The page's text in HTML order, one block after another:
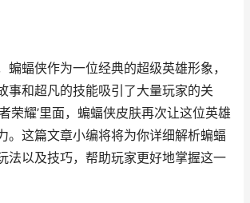
蝙蝠侠作为一位经典的超级英雄形象，
事和超凡的技能吸引了大量玩家的关
荣耀’里面，蝙蝠侠皮肤再次让这位英雄
。这篇文章小编将将为你详细解析蝙蝠
法以及技巧，帮助玩家更好地掌握这一